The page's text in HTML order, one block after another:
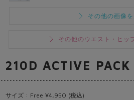
その他の画像
その他のウエスト・ヒッ
210D ACTIVE PACK
サイズ : Free ¥4,950 (税込)